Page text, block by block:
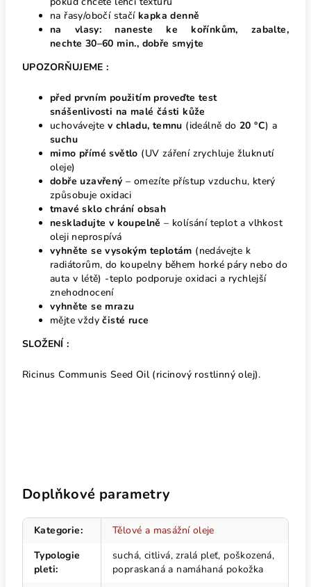
na řasy/obočí stačí kapka denně
na vlasy: naneste ke kořínkům, zabalte,
nechte 30–60 min., dobře smyjte
UPOZORŇUJEME :
před prvním použitím proveďte test
snášenlivosti na malé části kůže
uchovávejte v chladu, temnu (ideálně do20 °C) a
suchu
mimo přímé světlo (UV záření zrychluje žluknutí
oleje)
dobře uzavřený – omezíte přístup vzduchu, který
způsobuje oxidaci
tmavé sklo chrání obsah
neskladujte v koupelně – kolísání teplot a vlhkost
oleji neprospívá
vyhněte se vysokým teplotám (nedávejte k
radiátorům, do koupelny během horké páry nebo do
auta v létě) -teplo podporuje oxidaci a rychlejší
znehodnocení
vyhněte se mrazu
mějte vždyčisté ruce
SLOŽENÍ :
Ricinus Communis Seed Oil (ricinový rostlinný olej).
Doplňkové parametry
Kategorie:
Tělové a masážní oleje
Typologie
pleti:
suchá, citlivá, zralá pleť, poškozená,
popraskaná a namáhaná pokožka